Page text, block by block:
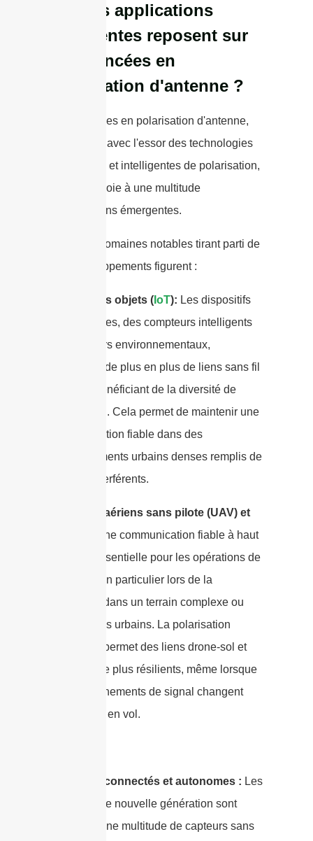
Quelles applications
émergentes reposent sur
les avancées en
polarisation d'antenne ?
Les avancées en polarisation d'antenne,
notamment avec l'essor des technologies
adaptatives et intelligentes de polarisation,
ouvrent la voie à une multitude
d'applications émergentes.
Parmi les domaines notables tirant parti de
ces développements figurent :
Internet des objets ( IoT): Les dispositifs
IoT modernes, des compteurs intelligents
aux capteurs environnementaux,
dépendent de plus en plus de liens sans fil
robustes bénéficiant de la diversité de
polarisation. Cela permet de maintenir une
communication fiable dans des
environnements urbains denses remplis de
signaux interférents.
Véhicules aériens sans pilote (UAV) et
Une communication fiable à haut
débit est essentielle pour les opérations de
drones — en particulier lors de la
navigation dans un terrain complexe ou
des canyons urbains. La polarisation
adaptative permet des liens drone-sol et
drone-drone plus résilients, même lorsque
les environnements de signal changent
rapidement en vol.
Véhicules connectés et autonomes : Les
véhicules de nouvelle génération sont
équipés d'une multitude de capteurs sans